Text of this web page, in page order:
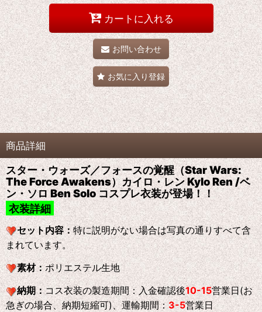
カートに入れる
お問い合わせ
お気に入り登録
商品詳細
スター・ウォーズ／フォースの覚醒（Star Wars:
The Force Awakens）カイロ・レン Kylo Ren /ベ
ン・ソロ Ben Solo コスプレ衣装が登場！！
衣装詳細
セット内容：特に説明がない場合は写真の通りすべて含
まれています。
素材：ポリエステル生地
納期：コス衣装の製造期間：入金確認後10-15営業日(お
急ぎの場合、納期短縮可)、運輸期間：3-5営業日